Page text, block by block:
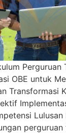
Perguruan
OBE untuk
Transformasi
Lulusan